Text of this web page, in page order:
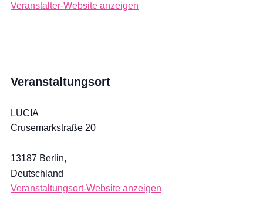
Veranstaltungsort
LUCIA
Crusemarkstraße 20
13187 Berlin,
Deutschland
Veranstaltungsort-Website anzeigen
Veranstalter-Website anzeigen